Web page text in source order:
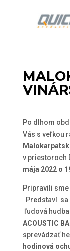
Po dlhom
Vás s veľkou
v priestoroch
mája 2022 o
Pripravili sme
Predstaví
ľudová hudba
ACOUSTIC
sprevádzať
hodinová